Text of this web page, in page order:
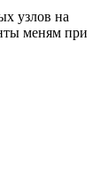
узлов на
меням при